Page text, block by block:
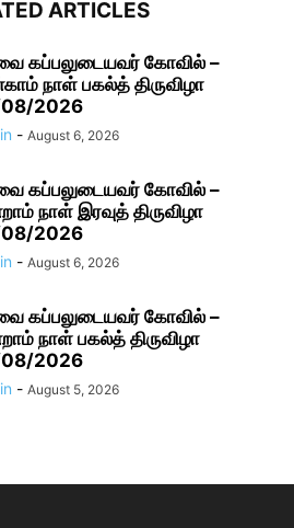
ARTICLES
கப்பலுடையவர் கோவில் –
நாள் பகல்த் திருவிழா
2026
- August 6, 2026
கப்பலுடையவர் கோவில் –
நாள் இரவுத் திருவிழா
2026
- August 6, 2026
கப்பலுடையவர் கோவில் –
நாள் பகல்த் திருவிழா
2026
- August 5, 2026